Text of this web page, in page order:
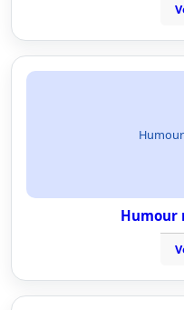
Humour